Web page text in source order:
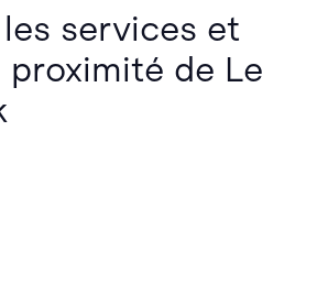
services et
de Le